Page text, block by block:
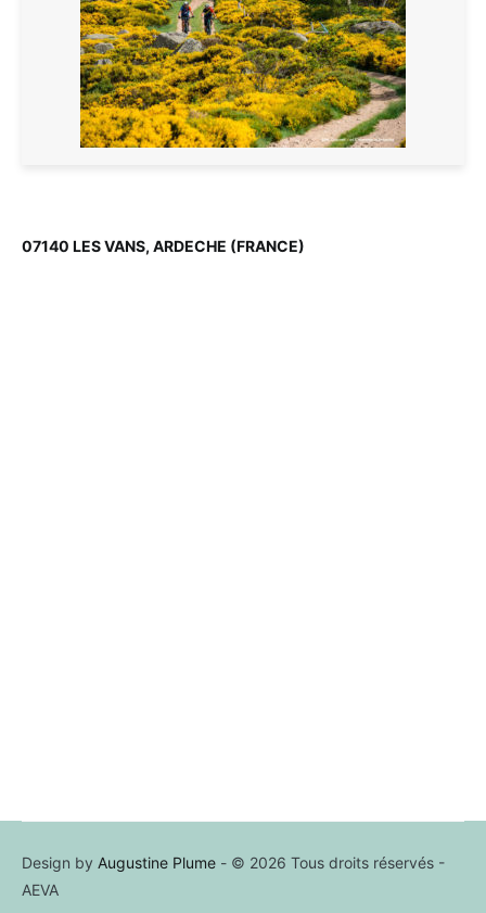
07140 LES VANS, ARDECHE (FRANCE)
Design by Augustine Plume - © 2026 Tous droits réservés -
AEVA